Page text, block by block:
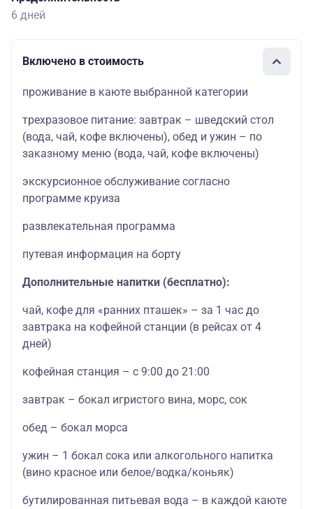
6 дней
Включено в стоимость
проживание в каюте выбранной категории
трехразовое питание: завтрак – шведский стол
(вода, чай, кофе включены), обед и ужин – по
заказному меню (вода, чай, кофе включены)
экскурсионное обслуживание согласно
программе круиза
развлекательная программа
путевая информация на борту
Дополнительные напитки (бесплатно):
чай, кофе для «ранних пташек» – за 1 час до
завтрака на кофейной станции (в рейсах от 4
дней)
кофейная станция – с 9:00 до 21:00
завтрак – бокал игристого вина, морс, сок
обед – бокал морса
ужин – 1 бокал сока или алкогольного напитка
(вино красное или белое/водка/коньяк)
бутилированная питьевая вода – в каждой каюте